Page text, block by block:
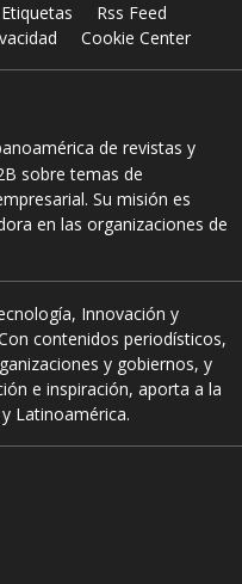
Etiquetas
Rss Feed
Cookie Center
de revistas y
sobre temas de
Su misión es
en las organizaciones de
Innovación y
contenidos periodísticos,
y gobiernos, y
e inspiración, aporta a la
Latinoamérica.